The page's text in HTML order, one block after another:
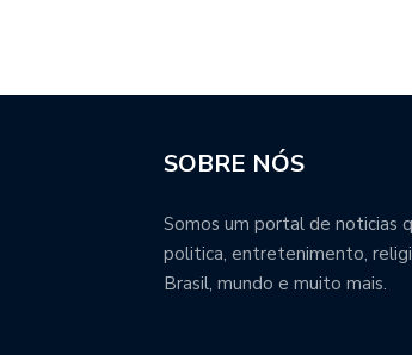
SOBRE NÓS
Somos um portal de noticias
politica, entretenimento,
Brasil, mundo e muito mais.